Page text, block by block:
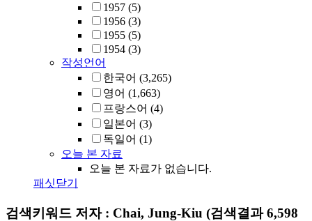
1957 (5)
1956 (3)
1955 (5)
1954 (3)
작성언어
한국어 (3,265)
영어 (1,663)
프랑스어 (4)
일본어 (3)
독일어 (1)
오늘 본 자료
오늘 본 자료가 없습니다.
패싯닫기
검색키워드 저자 : Chai, Jung-Kiu (검색결과 6,598